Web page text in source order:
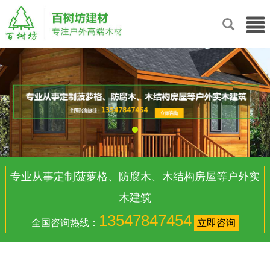
专业从事定制菠萝格、防腐木、木结构房屋等户外实
木建筑
全国咨询热线： 13547847454 立即咨询